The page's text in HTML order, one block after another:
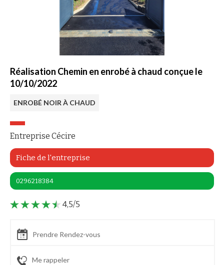
Réalisation Chemin en enrobé à chaud conçue le
10/10/2022
ENROBÉ NOIR À CHAUD
Entreprise Cécire
Fiche de l'entreprise
0296218384
4,5/5
Prendre Rendez-vous
Me rappeler